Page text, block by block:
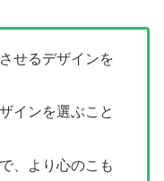
せるデザインを
インを選ぶこと
、より心のこも